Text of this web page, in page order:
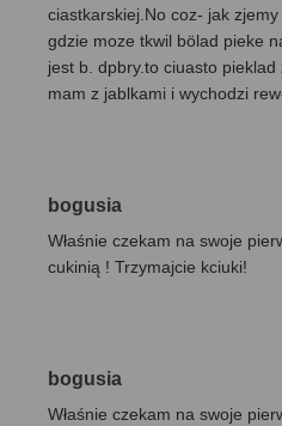
ciastkarskiej.No coz- jak
gdzie moze tkwil bölad pieke
jest b. dpbry.to ciuasto
mam z jablkami i wychodzi
bogusia
Właśnie czekam na swoje
cukinią ! Trzymajcie kciuki!
bogusia
Właśnie czekam na swoje